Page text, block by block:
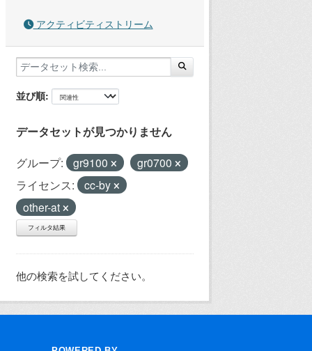
アクティビティストリーム
並び順
データセットが見つかりません
グループ: gr9100
gr0700
ライセンス:
cc-by
other-at
フィルタ結果
他の検索を試してください。